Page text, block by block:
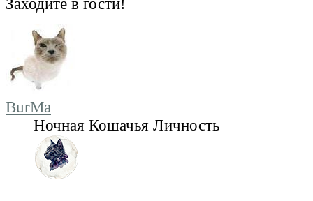
Заходите в гости!
BurMa
Ночная Кошачья Личность